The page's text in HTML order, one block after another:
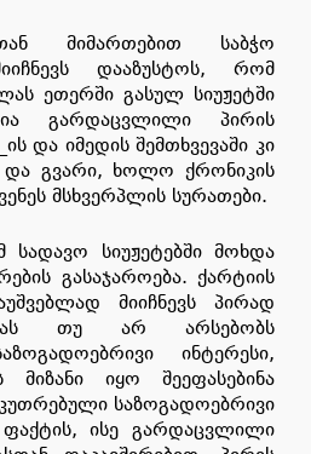
მიმართებით საბჭო
დააზუსტოს, რომ
ეთერში გასულ სიუჟეტში
გარდაცვლილი პირის
და იმედის შემთხვევაში კი
გვარი, ხოლო ქრონიკის
მსხვერპლის სურათები.
სიუჟეტებში მოხდა
გასაჯაროება. ქარტიის
მიიჩნევს პირად
თუ არ არსებობს
ინტერესი,
მიზანი იყო შეეფასებინა
საზოგადოებრივი
ისე გარდაცვლილი